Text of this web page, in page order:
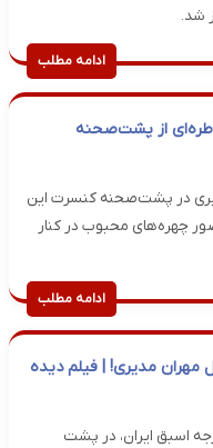
شد.
ادامه مطلب
از پشت‌صحنه
در پشت‌صحنه کنسرت این
چهره‌های محبوب در کنار
ادامه مطلب
مدیری! | فیلم دیده
اسبق ایران، در پشت